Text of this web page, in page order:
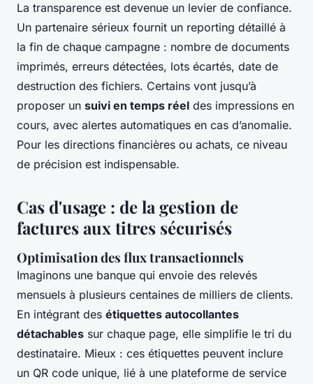
La transparence est devenue un levier de confiance.
Un partenaire sérieux fournit un reporting détaillé à
la fin de chaque campagne : nombre de documents
imprimés, erreurs détectées, lots écartés, date de
destruction des fichiers. Certains vont jusqu’à
proposer un suivi en temps réel des impressions en
cours, avec alertes automatiques en cas d’anomalie.
Pour les directions financières ou achats, ce niveau
de précision est indispensable.
Cas d'usage : de la gestion de
factures aux titres sécurisés
Optimisation des flux transactionnels
Imaginons une banque qui envoie des relevés
mensuels à plusieurs centaines de milliers de clients.
En intégrant des étiquettes autocollantes
détachables sur chaque page, elle simplifie le tri du
destinataire. Mieux : ces étiquettes peuvent inclure
un QR code unique, lié à une plateforme de service